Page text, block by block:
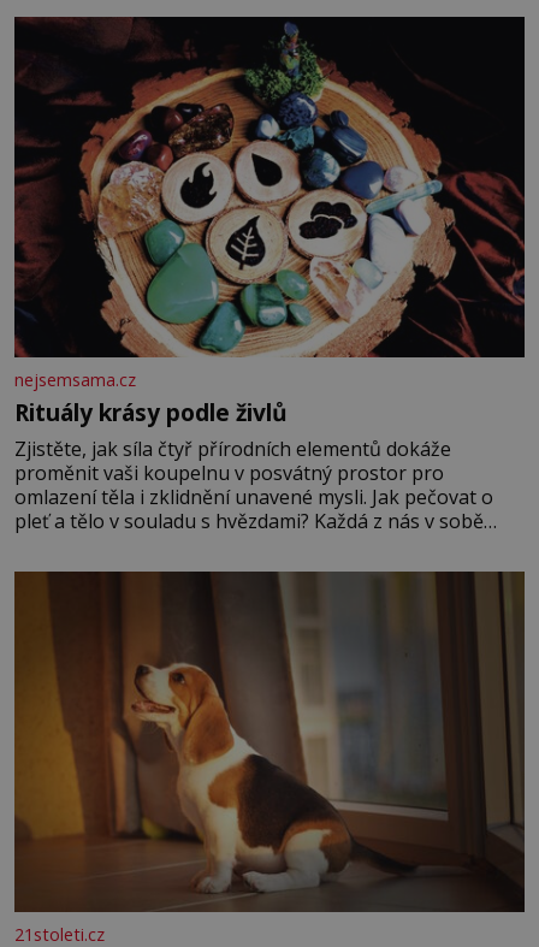
fyzický ani psychický nátlak. Syn brněnského řezníka
chce být knězem a
nejsemsama.cz
Rituály krásy podle živlů
Zjistěte, jak síla čtyř přírodních elementů dokáže
proměnit vaši koupelnu v posvátný prostor pro
omlazení těla i zklidnění unavené mysli. Jak pečovat o
pleť a tělo v souladu s hvězdami? Každá z nás v sobě
povaze, ale i v potřebách naší pokožky. Ohnivá znamení
Ženy narozené ve znamení Berana, Lva a Střelce v sobě
nesou žár, odvahu a neutuchající elán. Vaše
21stoleti.cz